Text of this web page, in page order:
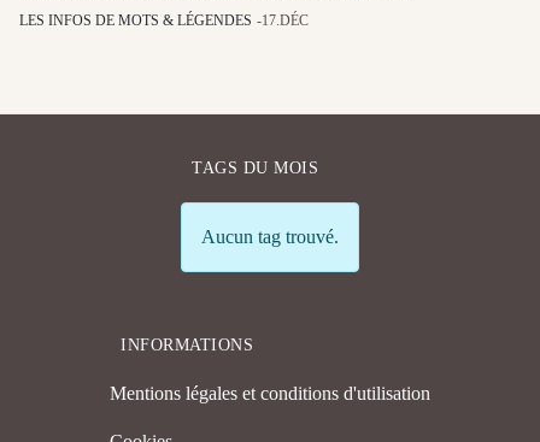
LES INFOS DE MOTS & LÉGENDES 17.DÉC
TAGS DU MOIS
Info
Aucun tag trouvé.
INFORMATIONS
Mentions légales et conditions d'utilisation